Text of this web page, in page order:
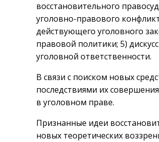
восстановительного
уголовно-правового
действующего уголовного
правовой политики; 5)
уголовной ответственности.
В связи с поиском новых
последствиями их
в уголовном праве.
Признанные идеи
новых теоретических